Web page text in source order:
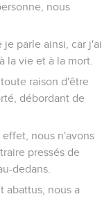
nous
je parle ainsi, car j'ai
la vie et à la mort.
raison d'être
débordant de
nous n'avons
pressés de
dedans.
abattus, nous a